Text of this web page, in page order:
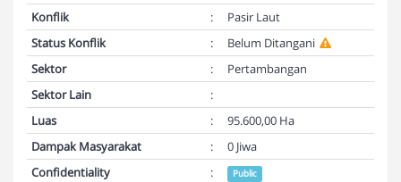
Konflik
:
Pasir Laut
Status Konflik
:
Belum Ditangani
Sektor
:
Pertambangan
Sektor Lain
:
Luas
:
95.600,00 Ha
Dampak Masyarakat
:
0 Jiwa
Confidentiality
: Public